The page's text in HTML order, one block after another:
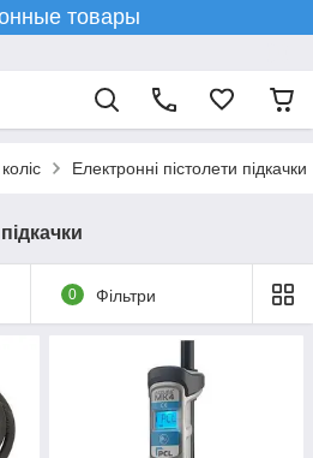
товары
Електронні пістолети підкачки
0 Фільтри